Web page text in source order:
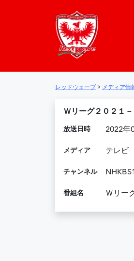
メインナビゲーション
レッドウェーブ > メディア情
Ｗリーグ２０２１
放送日時 2022年
メディア テレビ
チャンネル NHKBS1
番組名 Ｗリー